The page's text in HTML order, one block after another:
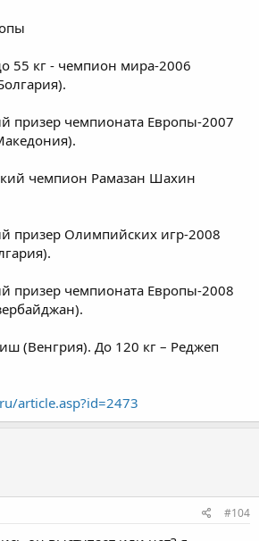
55 кг - чемпион мира-2006
призер чемпионата Европы-2007
чемпион Рамазан Шахин
призер Олимпийских игр-2008
призер чемпионата Европы-2008
(Венгрия). До 120 кг – Реджеп
article.asp?id=2473
#104